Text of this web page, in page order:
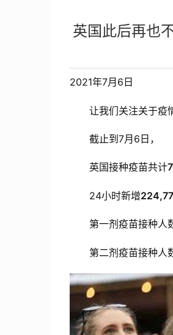
英国此后再也
2021年7月6日
让我们关注关于疫情
截止到7月6日，
英国接种疫苗共计
24小时新增
第一剂疫苗接种人
第二剂疫苗接种人